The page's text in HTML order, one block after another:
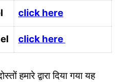
click here
click here
हमारे द्वारा दिया गया यह